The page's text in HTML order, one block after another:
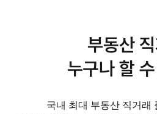
부동산
누구나 할
국내 최대 부동산 직거래